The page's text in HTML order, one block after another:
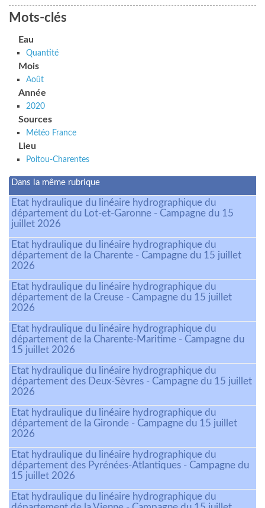
Mots-clés
Eau
Quantité
Mois
Août
Année
2020
Sources
Météo France
Lieu
Poitou-Charentes
Dans la même rubrique
Etat hydraulique du linéaire hydrographique du
département du Lot-et-Garonne - Campagne du 15
juillet 2026
Etat hydraulique du linéaire hydrographique du
département de la Charente - Campagne du 15 juillet
2026
Etat hydraulique du linéaire hydrographique du
département de la Creuse - Campagne du 15 juillet
2026
Etat hydraulique du linéaire hydrographique du
département de la Charente-Maritime - Campagne du
15 juillet 2026
Etat hydraulique du linéaire hydrographique du
département des Deux-Sèvres - Campagne du 15 juillet
2026
Etat hydraulique du linéaire hydrographique du
département de la Gironde - Campagne du 15 juillet
2026
Etat hydraulique du linéaire hydrographique du
département des Pyrénées-Atlantiques - Campagne du
15 juillet 2026
Etat hydraulique du linéaire hydrographique du